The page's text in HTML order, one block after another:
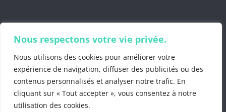
Nous respectons votre vie privée.
Nous utilisons des cookies pour améliorer votre
expérience de navigation, diffuser des publicités ou des
contenus personnalisés et analyser notre trafic. En
cliquant sur « Tout accepter », vous consentez à notre
utilisation des cookies.
S'abonner à notre newsletter
©2025 by
BA Info